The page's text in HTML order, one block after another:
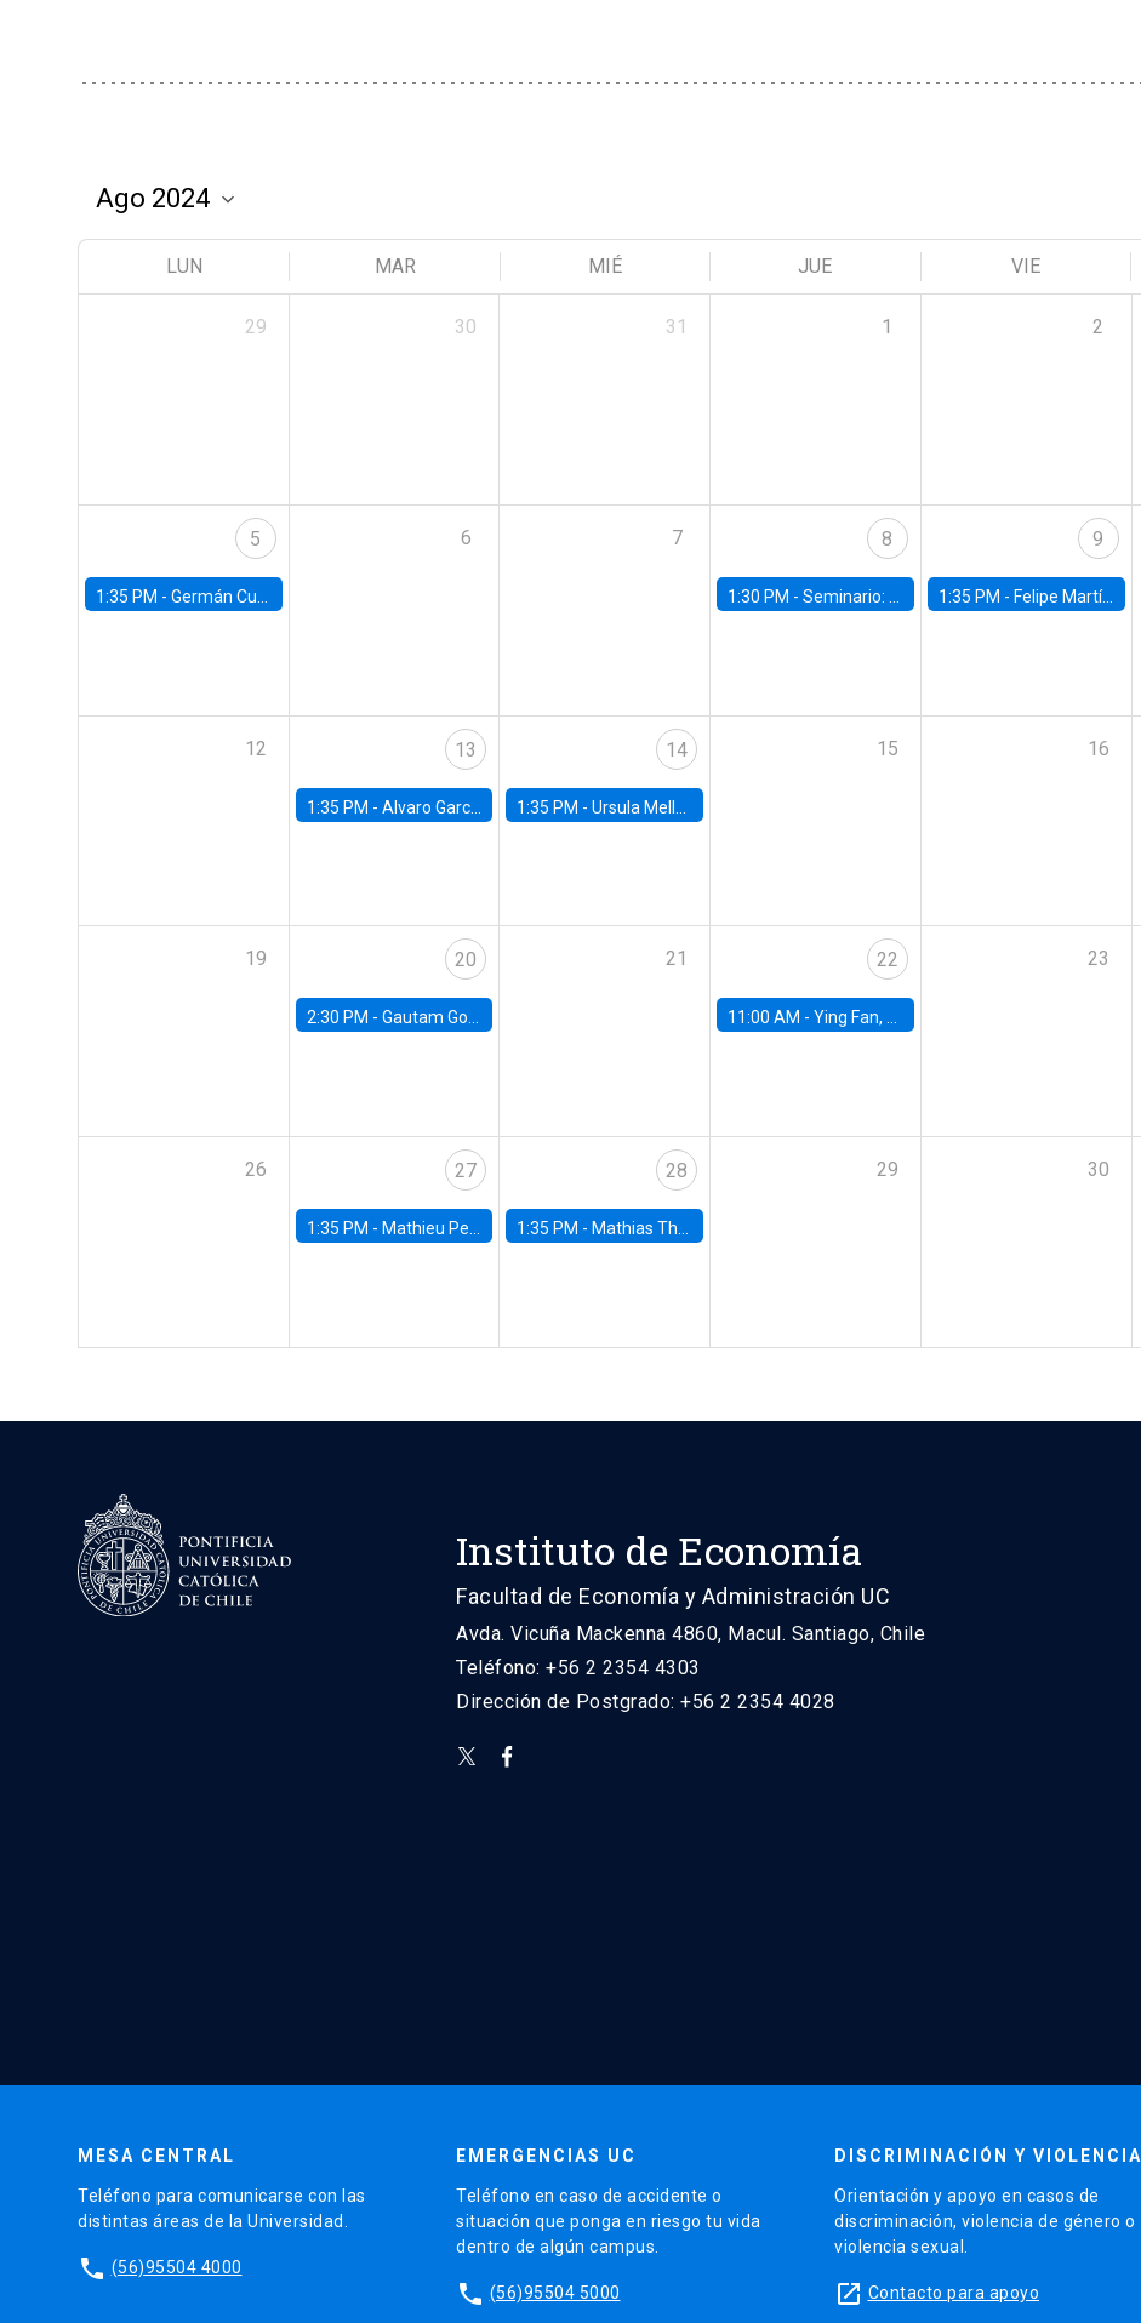
LUN MAR MIÉ JUE VIE
29 30 31 1 2
5
1:35 PM - Germán Cubas, University of Houston
6 7 8
1:30 PM -Seminario: “Recuperando la humanidad para progresar en la era de la IA»
9
1:35 PM - Felipe Martínez, alumno Doctorado en Economía UC
12 13
1:35 PM - Alvaro Garcia-Marin, Universidad de Los Andes
14
1:35 PM -Ursula Mello, Insper - Institute of Education and Research
15 16
19 20
2:30 PM - Gautam Gowrisankaran, Columbia University
21 22
11:00 AM -Ying Fan, University of Michigan
23
26 27
1:35 PM - Mathieu Pedemonte, IDB
28
1:35 PM - Mathias Thoenig, University of Lausanne
29 30
Instituto de Economía
Facultad de Economía y Administración UC
Avda. Vicuña Mackenna 4860, Macul. Santiago, Chile
Teléfono: +56 2 2354 4303
Dirección de Postgrado: +56 2 2354 4028
MESA CENTRAL
Teléfono para comunicarse con las
distintas áreas de la Universidad.
phone (56)95504 4000
EMERGENCIAS UC
Teléfono en caso de accidente o
situación que ponga en riesgo tu vida
dentro de algún campus.
phone (56)95504 5000
DISCRIMINACIÓN Y VIOLENCIA
Orientación y apoyo en casos de
discriminación, violencia de género o
violencia sexual.
launch Contacto para apoyo